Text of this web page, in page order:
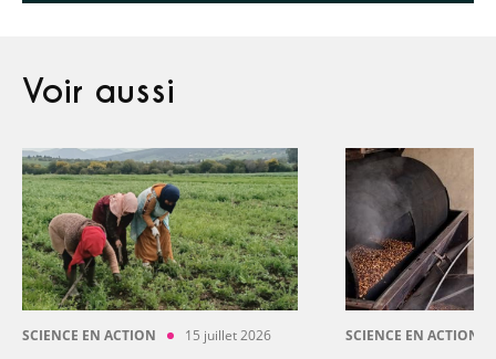
Voir aussi
SCIENCE EN ACTION 15 juillet 2026 SCIENCE EN ACTION